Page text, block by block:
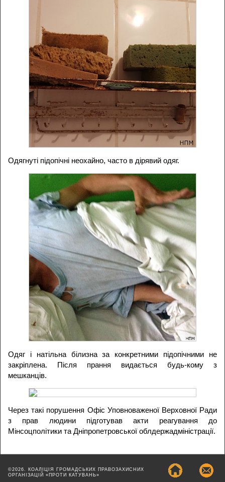
Одягнуті підопічні неохайно, часто в дірявий одяг.
Одяг і натільна білизна за конкретними підопічними не
закріплена. Після прання видається будь-кому з
мешканців.
Через такі порушення Офіс Уповноваженої Верховної Ради
з прав людини підготував акти реагування до
Мінсоцполітики та Дніпропетровської облдержадміністрації.
©2026. КОАЛІЦІЯ ГРОМАДСЬКИХ ПРАВОЗАХИСНИХ
ОРГАНІЗАЦІЙ «ПРОТИ КАТУВАНЬ»